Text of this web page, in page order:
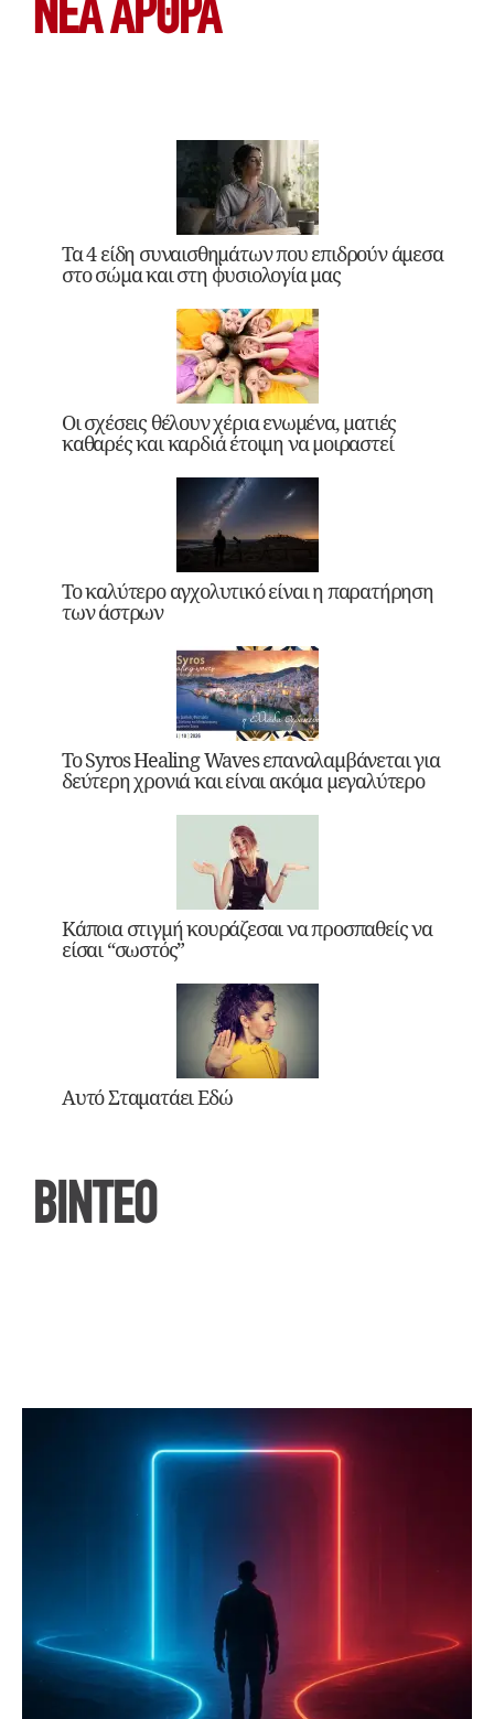
ΝΕΑ ΆΡΘΡΑ
Τα 4 είδη συναισθημάτων που επιδρούν άμεσα
στο σώμα και στη φυσιολογία μας
Οι σχέσεις θέλουν χέρια ενωμένα, ματιές
καθαρές και καρδιά έτοιμη να μοιραστεί
Το καλύτερο αγχολυτικό είναι η παρατήρηση
των άστρων
Το Syros Healing Waves επαναλαμβάνεται για
δεύτερη χρονιά και είναι ακόμα μεγαλύτερο
Κάποια στιγμή κουράζεσαι να προσπαθείς να
είσαι “σωστός”
Αυτό Σταματάει Εδώ
ΒΙΝΤΕΟ